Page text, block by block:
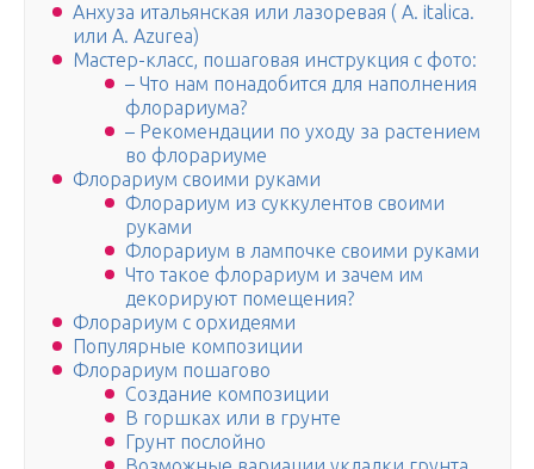
Анхуза итальянская или лазоревая ( A. italica.
или A. Azurea)
Мастер-класс, пошаговая инструкция с фото:
– Что нам понадобится для наполнения
флорариума?
– Рекомендации по уходу за растением
во флорариуме
Флорариум своими руками
Флорариум из суккулентов своими
руками
Флорариум в лампочке своими руками
Что такое флорариум и зачем им
декорируют помещения?
Флорариум с орхидеями
Популярные композиции
Флорариум пошагово
Создание композиции
В горшках или в грунте
Грунт послойно